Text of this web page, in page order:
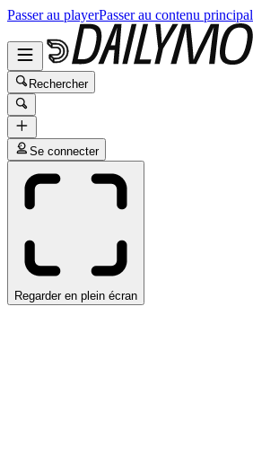
Passer au playerPasser au contenu principal
Rechercher
Se connecter
Regarder en plein écran